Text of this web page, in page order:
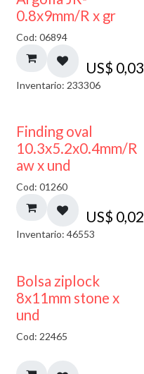
0.8x9mm/R x gr
Cod: 06894
US$ 0,03
Inventario: 233306
Finding oval
10.3x5.2x0.4mm/R
aw x und
Cod: 01260
US$ 0,02
Inventario: 46553
¡NUEVO!
Bolsa ziplock
8x11mm stone x
und
Cod: 22465